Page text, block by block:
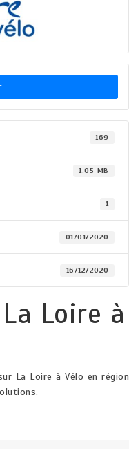
169
1.05 MB
1
01/01/2020
16/12/2020
Loire à
La Loire à Vélo en région